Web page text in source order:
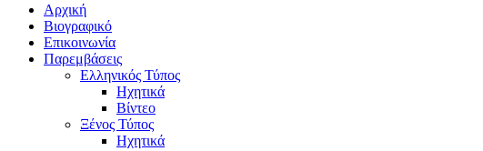
Αρχική
Βιογραφικό
Επικοινωνία
Παρεμβάσεις
Ελληνικός Τύπος
Ηχητικά
Βίντεο
Ξένος Τύπος
Ηχητικά